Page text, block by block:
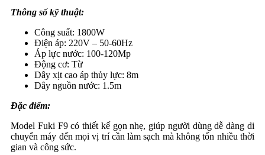
Thông số kỹ thuật:
Công suất: 1800W
Điện áp: 220V – 50-60Hz
Áp lực nước: 100-120Mp
Động cơ: Từ
Dây xịt cao áp thủy lực: 8m
Dây nguồn nước: 1.5m
Đặc điểm:
Model Fuki F9 có thiết kế gọn nhẹ, giúp người dùng dễ dàng di
chuyển máy đến mọi vị trí cần làm sạch mà không tốn nhiều thời
gian và công sức.